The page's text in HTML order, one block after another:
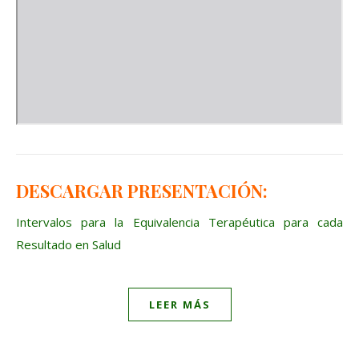
DESCARGAR PRESENTACIÓN:
Intervalos para la Equivalencia Terapéutica para cada
Resultado en Salud
LEER MÁS